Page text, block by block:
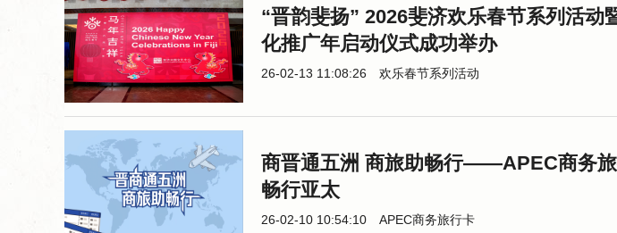
“晋韵斐扬” 2026斐济欢乐春节系列活动
化推广年启动仪式成功举办
26-02-13 11:08:26 欢乐春节系列活动
商晋通五洲 商旅助畅行——APEC商务旅
畅行亚太
26-02-10 10:54:10 APEC商务旅行卡